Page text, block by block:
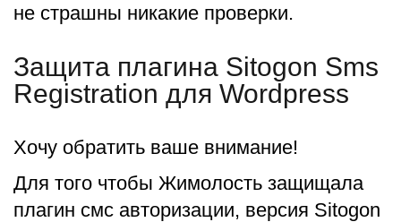
не страшны никакие проверки.
Защита плагина Sitogon Sms
Registration для Wordpress
Хочу обратить ваше внимание!
Для того чтобы Жимолость защищала
плагин смс авторизации, версия Sitogon